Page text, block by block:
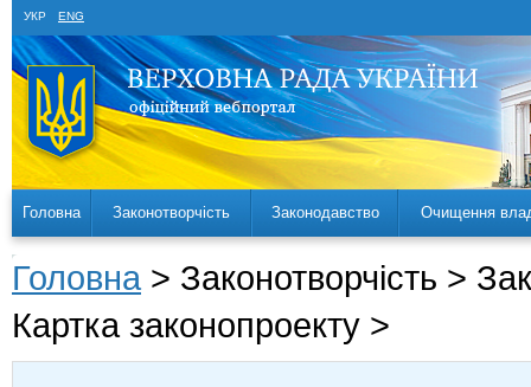
УКР ENG
Головна Законотворчість Законодавство Очищення
Головна > Законотворчість >
Картка законопроекту >